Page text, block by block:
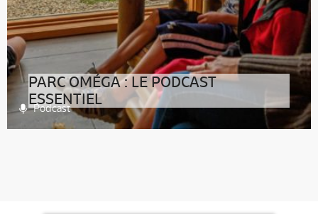
Podcast
PARC OMÉGA : LE PODCAST
ESSENTIEL